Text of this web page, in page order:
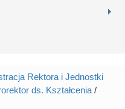
Rektora i Jednostki
ds. Kształcenia /